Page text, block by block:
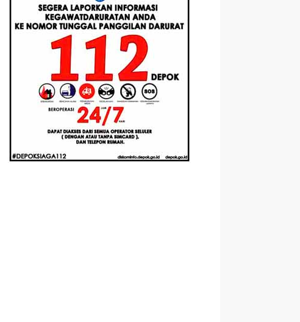
Augmented
Reality
Tahun Ajaran
2026-2027
Pertamina